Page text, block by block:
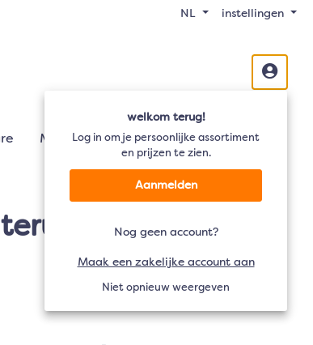
NL instellingen
welkom terug!
Log in om je persoonlijke assortiment
en prijzen te zien.
Aanmelden
Nog geen account?
Maak een zakelijke account aan
Niet opnieuw weergeven
Mobiliteit Audio TV
-